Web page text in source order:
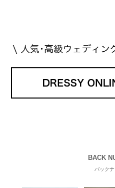
BACK
バック